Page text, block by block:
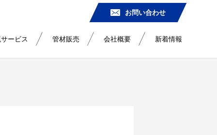
お問い合わせ
ービス 管材販売 会社概要 新着情報